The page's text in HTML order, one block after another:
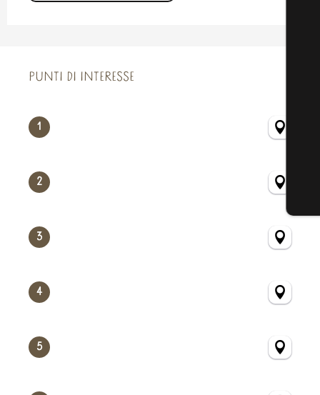
PUNTI DI INTERESSE
1
2
3
4
5